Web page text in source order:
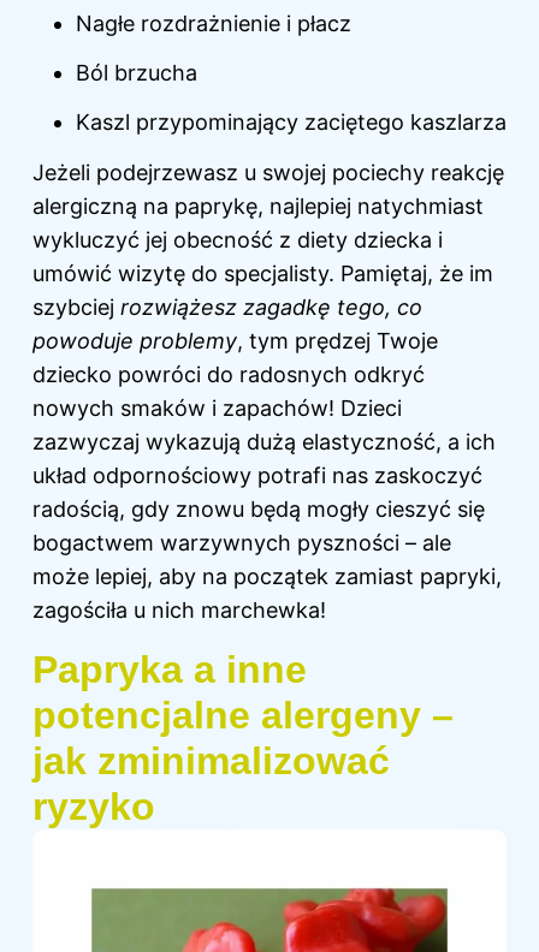
Nagłe rozdrażnienie i płacz
Ból brzucha
Kaszl przypominający zaciętego kaszlarza
Jeżeli podejrzewasz u swojej pociechy reakcję
alergiczną na paprykę, najlepiej natychmiast
wykluczyć jej obecność z diety dziecka i
umówić wizytę do specjalisty. Pamiętaj, że im
szybciej rozwiążesz zagadkę tego, co
powoduje problemy, tym prędzej Twoje
dziecko powróci do radosnych odkryć
nowych smaków i zapachów! Dzieci
zazwyczaj wykazują dużą elastyczność, a ich
układ odpornościowy potrafi nas zaskoczyć
radością, gdy znowu będą mogły cieszyć się
bogactwem warzywnych pyszności – ale
może lepiej, aby na początek zamiast papryki,
zagościła u nich marchewka!
Papryka a inne
potencjalne alergeny –
jak zminimalizować
ryzyko